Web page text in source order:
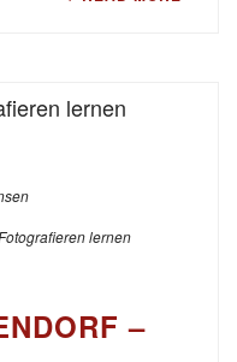
lernen
–